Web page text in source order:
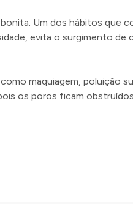
Um dos hábitos que
evita o surgimento de
maquiagem, poluição
os poros ficam